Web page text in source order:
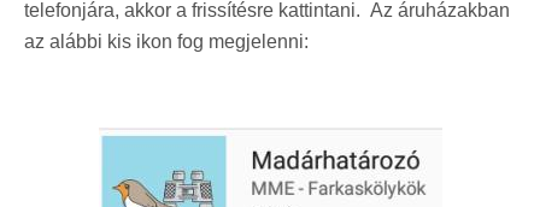
telefonjára, akkor a frissítésre kattintani. Az áruházakban
az alábbi kis ikon fog megjelenni: